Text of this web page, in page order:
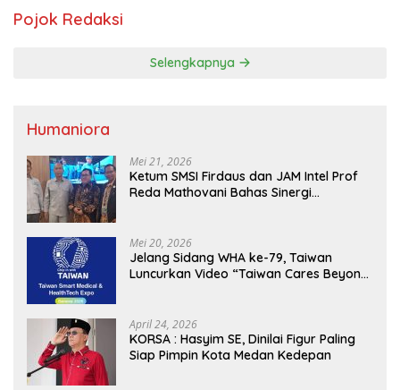
Pojok Redaksi
Selengkapnya
Humaniora
Mei 21, 2026
Ketum SMSI Firdaus dan JAM Intel Prof
Reda Mathovani Bahas Sinergi
MBG, Perkuat Pengawasan Program
Pemerintah
Mei 20, 2026
Jelang Sidang WHA ke-79, Taiwan
Luncurkan Video “Taiwan Cares Beyond
April 24, 2026
KORSA : Hasyim SE, Dinilai Figur Paling
Siap Pimpin Kota Medan Kedepan